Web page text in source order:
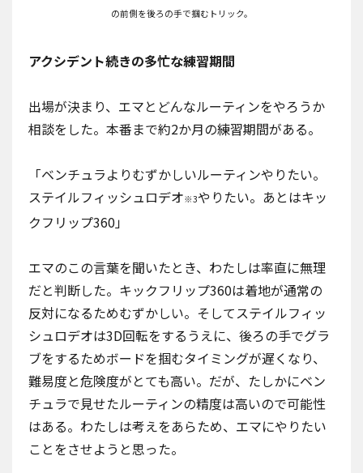
の前側を後ろの手で掴むトリック。
アクシデント続きの多忙な練習期間
出場が決まり、エマとどんなルーティンをやろうか
相談をした。本番まで約2か月の練習期間がある。
「ベンチュラよりむずかしいルーティンやりたい。
ステイルフィッシュロデオ※3やりたい。あとはキッ
クフリップ360」
エマのこの言葉を聞いたとき、わたしは率直に無理
だと判断した。キックフリップ360は着地が通常の
反対になるためむずかしい。そしてステイルフィッ
シュロデオは3D回転をするうえに、後ろの手でグラ
ブをするためボードを掴むタイミングが遅くなり、
難易度と危険度がとても高い。だが、たしかにベン
チュラで見せたルーティンの精度は高いので可能性
はある。わたしは考えをあらため、エマにやりたい
ことをさせようと思った。